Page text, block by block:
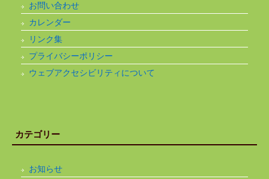
お問い合わせ
カレンダー
リンク集
プライバシーポリシー
ウェブアクセシビリティについて
カテゴリー
お知らせ